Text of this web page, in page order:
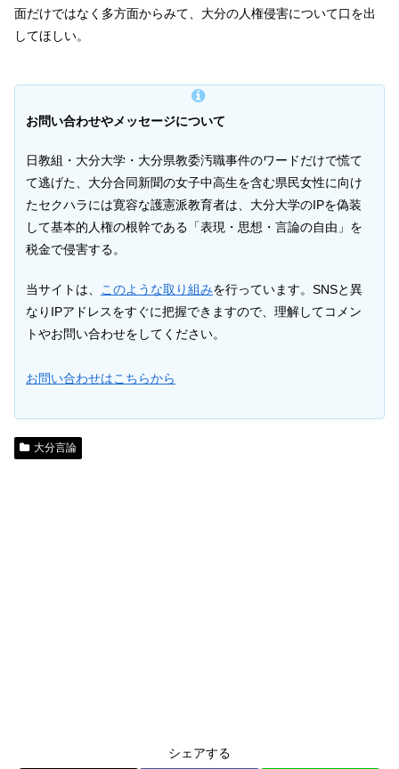
面だけではなく多方面からみて、大分の人権侵害について口を出
してほしい。
お問い合わせやメッセージについて
日教組・大分大学・大分県教委汚職事件のワードだけで慌て
て逃げた、大分合同新聞の女子中高生を含む県民女性に向け
たセクハラには寛容な護憲派教育者は、大分大学のIPを偽装
して基本的人権の根幹である「表現・思想・言論の自由」を
税金で侵害する。
当サイトは、 このような取り組みを行っています。SNSと異
なりIPアドレスをすぐに把握できますので、理解してコメン
トやお問い合わせをしてください。
お問い合わせはこちらから
大分言論
シェアする